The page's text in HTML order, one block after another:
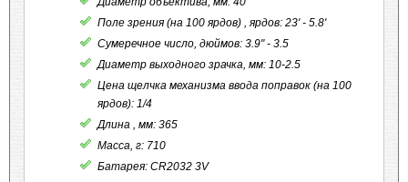
Поле зрения (на 100 ярдов) , ярдов: 23' - 5.8'
Сумеречное число, дюймов: 3.9" - 3.5
Диаметр выходного зрачка, мм: 10-2.5
Цена щелчка механизма ввода поправок (на 100
ярдов): 1/4
Длина , мм: 365
Масса, г: 710
Батарея: CR2032 3V